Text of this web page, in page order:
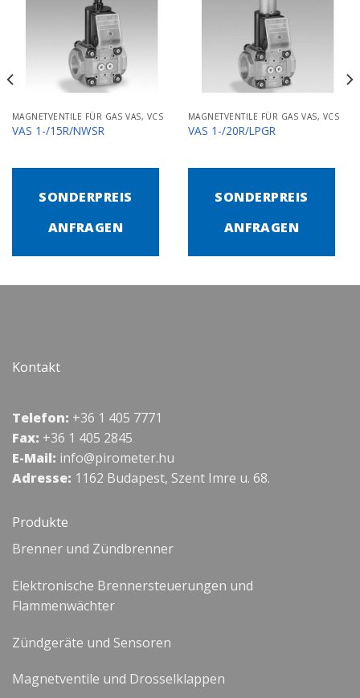
MAGNETVENTILE FÜR GAS VAS, VCS
VAS 1-/15R/NWSR
SONDERPREIS
ANFRAGEN
MAGNETVENTILE FÜR GAS VAS, VCS
VAS 1-/20R/LPGR
SONDERPREIS
ANFRAGEN
Kontakt
Telefon: +36 1 405 7771
Fax: +36 1 405 2845
E-Mail: info@pirometer.hu
Adresse: 1162 Budapest, Szent Imre u. 68.
Produkte
Brenner und Zündbrenner
Elektronische Brennersteuerungen und
Flammenwächter
Zündgeräte und Sensoren
Magnetventile und Drosselklappen